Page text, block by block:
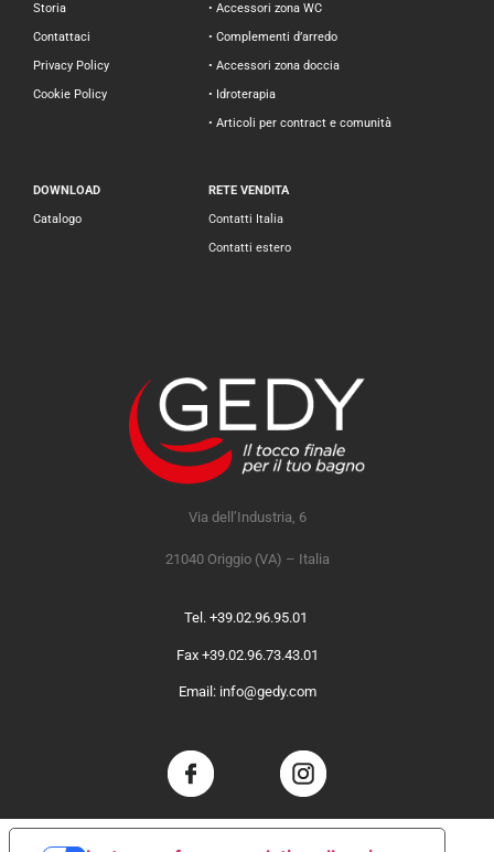
Storia
Contattaci
Privacy Policy
Cookie Policy
• Accessori zona WC
• Complementi d’arredo
• Accessori zona doccia
• Idroterapia
• Articoli per contract e comunità
DOWNLOAD
Catalogo
RETE VENDITA
Contatti Italia
Contatti estero
Via dell’Industria, 6
21040 Origgio (VA) – Italia
Tel. +39.02.96.95.01
Fax +39.02.96.73.43.01
Email: info@gedy.com